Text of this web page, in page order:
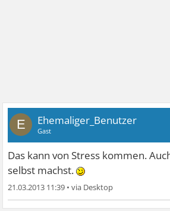
E Ehemaliger_Benutzer
Gast
Das kann von Stress kommen.
selbst machst.
21.03.2013 11:39 •